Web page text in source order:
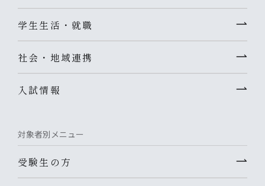
学生生活・就職
社会・地域連携
入試情報
対象者別メニュー
受験生の方